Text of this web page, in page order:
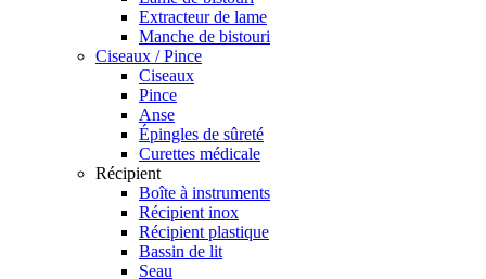
Extracteur de lame
Manche de bistouri
Ciseaux / Pince
Ciseaux
Pince
Anse
Épingles de sûreté
Curettes médicale
Récipient
Boîte à instruments
Récipient inox
Récipient plastique
Bassin de lit
Seau